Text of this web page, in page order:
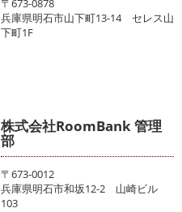
〒673-0878
兵庫県明石市山下町13-14 セレス山
下町1F
株式会社RoomBank 管理
部
〒673-0012
兵庫県明石市和坂12-2 山崎ビル
103